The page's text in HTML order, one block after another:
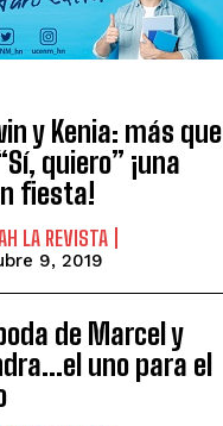
y Kenia: más que
quiero” ¡una
fiesta!
LA REVISTA
9, 2019
de Marcel y
uno para el